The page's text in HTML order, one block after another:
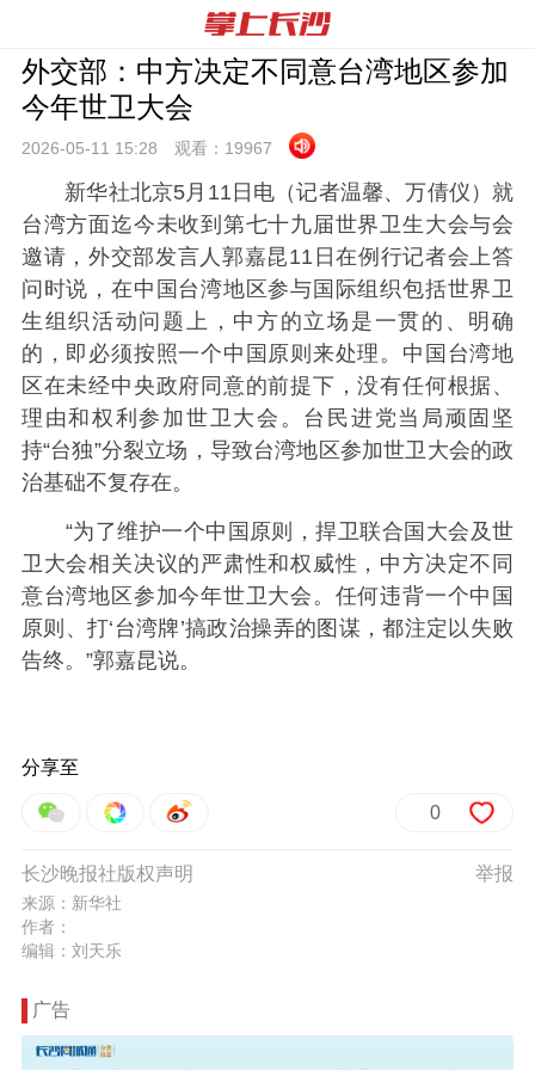
外交部：中方决定不同意台湾地区参加
今年世卫大会
2026-05-11 15:28 观看： 19967
新华社北京5月11日电（记者温馨、万倩仪）就
台湾方面迄今未收到第七十九届世界卫生大会与会
邀请，外交部发言人郭嘉昆11日在例行记者会上答
问时说，在中国台湾地区参与国际组织包括世界卫
生组织活动问题上，中方的立场是一贯的、明确
的，即必须按照一个中国原则来处理。中国台湾地
区在未经中央政府同意的前提下，没有任何根据、
理由和权利参加世卫大会。台民进党当局顽固坚
持“台独”分裂立场，导致台湾地区参加世卫大会的政
治基础不复存在。
“为了维护一个中国原则，捍卫联合国大会及世
卫大会相关决议的严肃性和权威性，中方决定不同
意台湾地区参加今年世卫大会。任何违背一个中国
原则、打‘台湾牌’搞政治操弄的图谋，都注定以失败
告终。”郭嘉昆说。
分享至
0
举报
长沙晚报社版权声明
来源：新华社
作者：
编辑：刘天乐
广告